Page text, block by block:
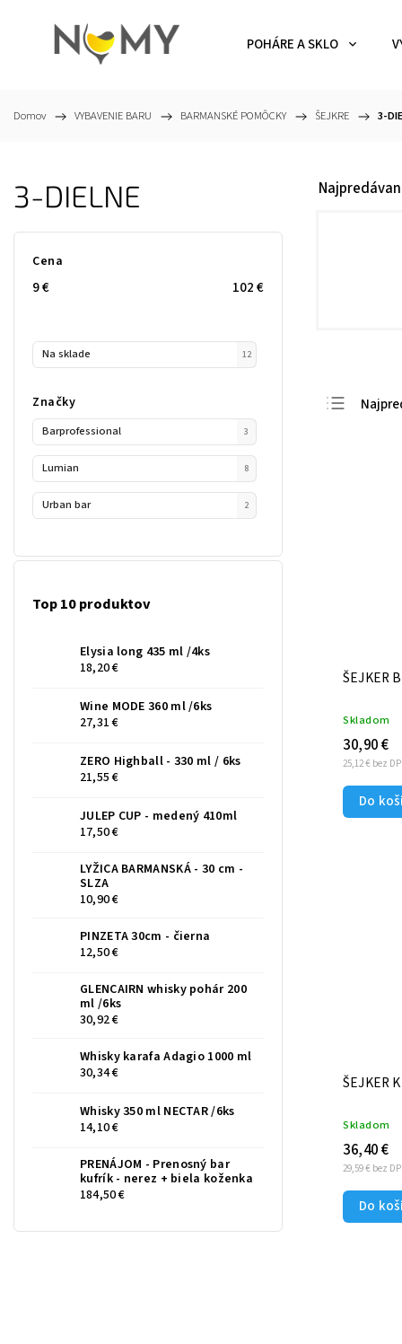
POHÁRE A SKLO
Domov / VYBAVENIE BARU / BARMANSKÉ POMÔCKY / ŠEJKRE / 3-
3-DIELNE
Cena
9€ 102€
Na sklade 12
Značky
Barprofessional 3
Lumian 8
Urban bar 2
Top 10 produktov
Elysia long 435 ml /4ks
18,20 €
Wine MODE 360 ml /6ks
27,31 €
ZERO Highball - 330 ml / 6ks
21,55 €
JULEP CUP - medený 410ml
17,50 €
LYŽICA BARMANSKÁ - 30 cm -
SLZA
10,90 €
PINZETA 30cm - čierna
12,50 €
GLENCAIRN whisky pohár 200
ml /6ks
30,92 €
Whisky karafa Adagio 1000 ml
30,34 €
Whisky 350 ml NECTAR /6ks
14,10 €
PRENÁJOM - Prenosný bar
kufrík - nerez + biela koženka
184,50 €
ŠEJKER
Skladom
25,12 € bez
30,90 €
Do
ŠEJKER
Skladom
29,59 € bez
36,40 €
Do